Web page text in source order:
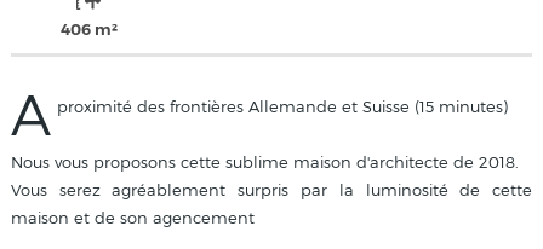
406 m²
A proximité des frontières Allemande et Suisse (15 minutes)
Nous vous proposons cette sublime maison d'architecte de 2018.
Vous serez agréablement surpris par la luminosité de cette
maison et de son agencement